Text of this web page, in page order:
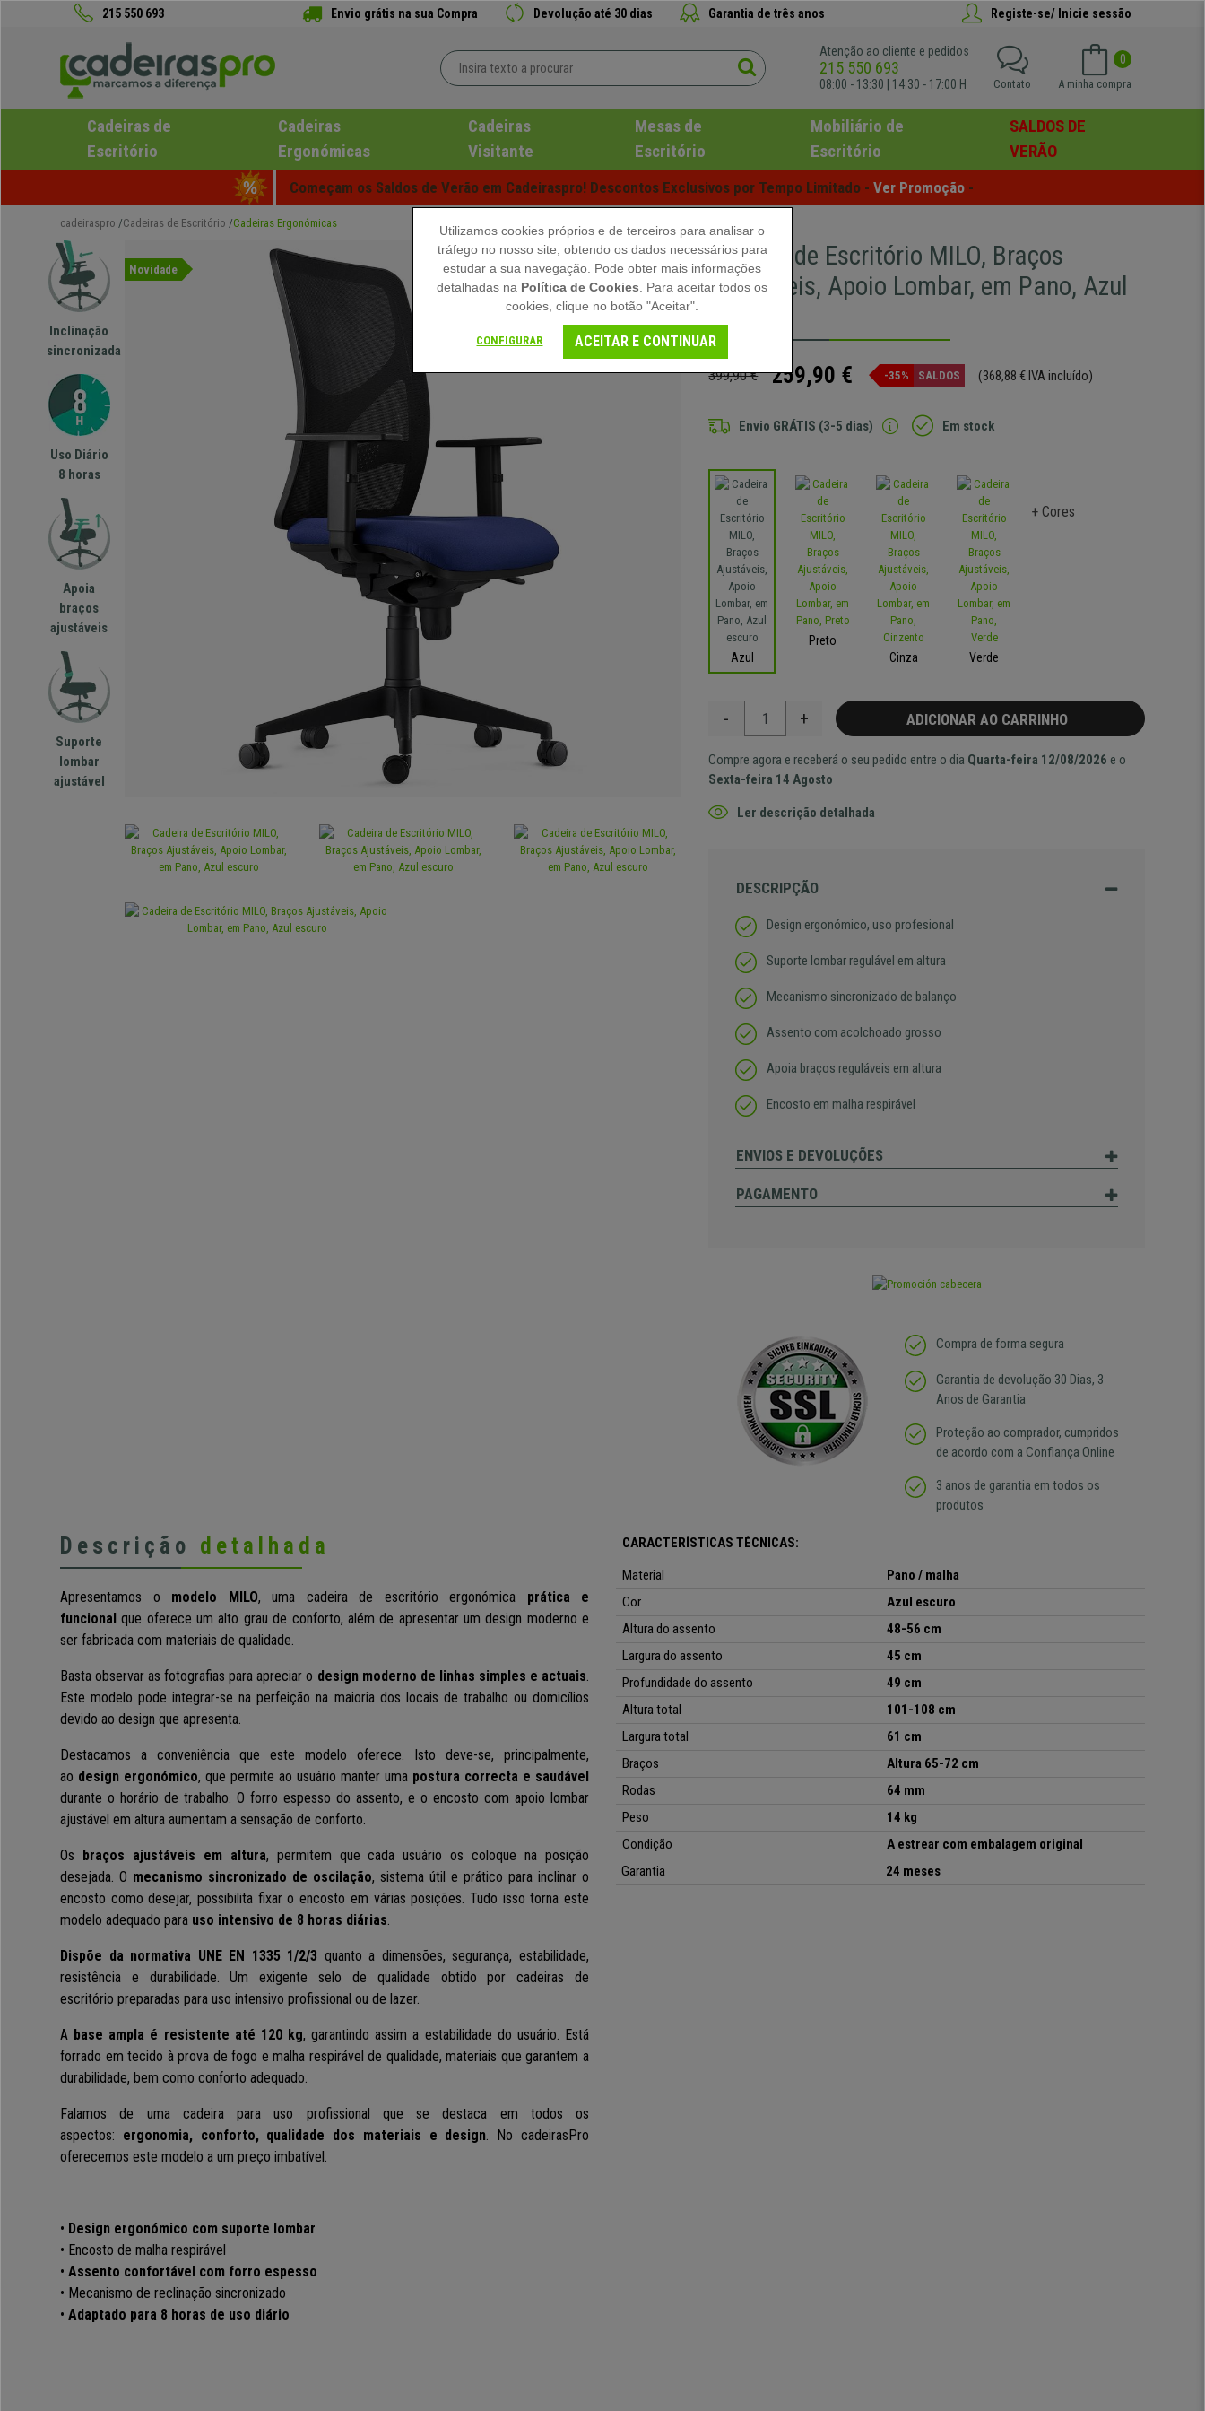
215 550 693 Envio grátis na sua Compra Devolução até 30 dias Garantia de três anos Registe-se/ Inicie sessão
Atenção ao cliente e pedidos
215 550 693
08:00 - 13:30 | 14:30 - 17:00 H
0
A minha compra
Contato
Cadeiras de
Escritório
Cadeiras
Ergonómicas
Cadeiras
Visitante
Mesas de
Escritório
Mobiliário de
Escritório
SALDOS DE
VERÃO
Começam os Saldos de Verão em Cadeiraspro! Descontos Exclusivos por Tempo Limitado - Ver Promoção -
cadeiraspro Cadeiras de Escritório Cadeiras Ergonómicas
Inclinação
sincronizada
Uso Diário
8 horas
Apoia
braços
ajustáveis
Suporte
lombar
ajustável
Novidade
Cadeira de Escritório MILO, Braços
Ajustáveis, Apoio Lombar, em Pano, Azul
escuro
399,90 € 259,90 € -35% SALDOS (368,88 € IVA incluído)
Envio GRÁTIS (3-5 dias) Em stock
Azul
Preto
Cinza
Verde
+ Cores
- + ADICIONAR AO CARRINHO
Compre agora e receberá o seu pedido entre o dia Quarta-feira 12/08/2026 e o
Sexta-feira 14 Agosto
Ler descrição detalhada
DESCRIPÇÃO
Design ergonómico, uso profesional
Suporte lombar regulável em altura
Mecanismo sincronizado de balanço
Assento com acolchoado grosso
Apoia braços reguláveis em altura
Encosto em malha respirável
ENVIOS E DEVOLUÇÕES
PAGAMENTO
Compra de forma segura
Garantia de devolução 30 Dias, 3
Anos de Garantia
Proteção ao comprador, cumpridos
de acordo com a Confiança Online
3 anos de garantia em todos os
produtos
Descrição detalhada
Apresentamos o modelo MILO, uma cadeira de escritório ergonómica prática e
funcional que oferece umalto grau de conforto, além de apresentar um design moderno e
ser fabricada com materiais de qualidade.
Basta observar as fotografias para apreciar o design moderno de linhas simples e actuais.
Este modelo pode integrar-se na perfeição na maioria dos locais de trabalho ou domicílios
devido ao design que apresenta.
Destacamos a conveniência que este modelo oferece. Isto deve-se, principalmente,
ao design ergonómico, que permite ao usuário manter uma postura correcta e saudável
durante o horário de trabalho. O forro espesso do assento, e o encosto com apoio lombar
ajustável em altura aumentam a sensação de conforto.
Os braços ajustáveis em altura, permitem que cada usuário os coloque na posição
desejada. O mecanismo sincronizado de oscilação, sistema útil e prático para inclinar o
encosto como desejar, possibilita fixar o encosto em várias posições. Tudo isso torna este
modelo adequado para uso intensivo de 8 horas diárias.
Dispõe da normativa UNE EN 1335 1/2/3 quanto a dimensões, segurança, estabilidade,
resistência e durabilidade. Um exigente selo de qualidade obtido por cadeiras de
escritório preparadas para uso intensivo profissional ou de lazer.
A base ampla é resistente até 120 kg, garantindo assim a estabilidade do usuário. Está
forrado em tecido à prova de fogo e malha respirável de qualidade, materiais que garantem a
durabilidade, bem como conforto adequado.
Falamos de uma cadeira para uso profissional que se destaca em todos os
aspectos: ergonomia, conforto, qualidade dos materiais e design. No cadeirasPro
oferecemos este modelo a um preço imbatível.
• Design ergonómico com suporte lombar
• Encosto de malha respirável
• Assento confortável com forro espesso
• Mecanismo de reclinação sincronizado
• Adaptado para 8 horas de uso diário
CARACTERÍSTICAS TÉCNICAS:
Material
Pano / malha
Cor
Azul escuro
Altura do assento
48-56 cm
Largura do assento
45 cm
Profundidade do assento
49 cm
Altura total
101-108 cm
Largura total
61 cm
Braços
Altura 65-72 cm
Rodas
64 mm
Peso
14 kg
Condição
A estrear com embalagem original
Garantia
24 meses
Utilizamos cookies próprios e de terceiros para analisar o
tráfego no nosso site, obtendo os dados necessários para
estudar a sua navegação. Pode obter mais informações
detalhadas na Política de Cookies . Para aceitar todos os
cookies, clique no botão "Aceitar".
CONFIGURAR ACEITAR E CONTINUAR